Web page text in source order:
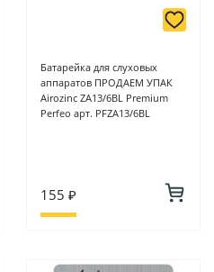
Батарейка для слуховых
аппаратов ПРОДАЕМ УПАК
Airozinc ZA13/6BL Premium
Perfeo арт. PFZA13/6BL
155 ₽